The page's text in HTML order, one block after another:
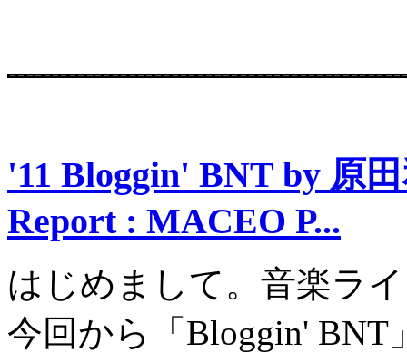
'11 Bloggin' BNT by 原
Report : MACEO P...
はじめまして。音楽ラ
今回から「Bloggin'